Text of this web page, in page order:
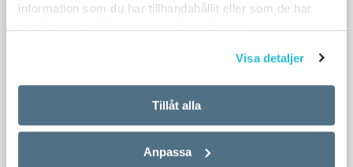
information som du har tillhandahållit eller som de har
samlat in när du har använt deras tjänster.
Visa detaljer
Tillåt alla
Anpassa